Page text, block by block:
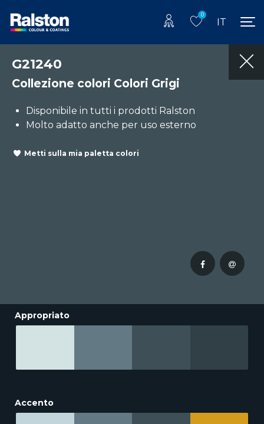
0
IT
G21240
Collezione colori Colori Grigi
Disponibile in tutti i prodotti Ralston
Molto adatto anche per uso esterno
Metti sulla mia paletta colori
Appropriato
Accento